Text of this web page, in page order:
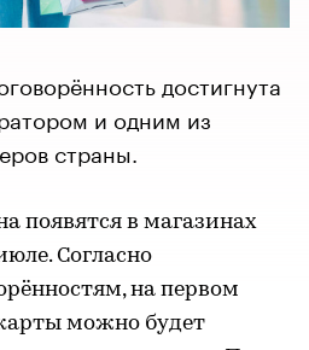
достигнута
и одним из
страны.
появятся в магазинах
Согласно
на первом
можно будет